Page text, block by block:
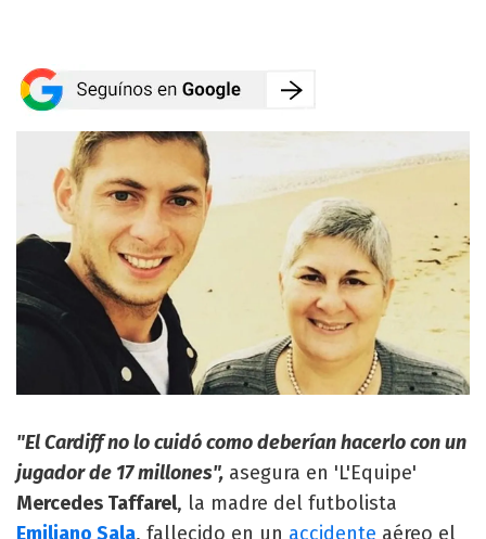
"El Cardiff no lo cuidó como deberían hacerlo con un
jugador de 17 millones", asegura en 'L'Equipe'
Mercedes Taffarel, la madre del futbolista
Emiliano Sala, fallecido en un accidente aéreo el